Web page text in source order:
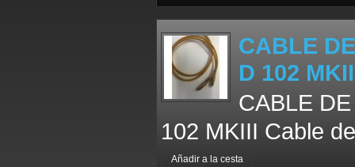
CABLE
D 102
CABLE
102 MKIII Cable